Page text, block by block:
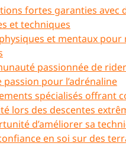
fortes garanties avec
et techniques
et mentaux pour
passionnée de
passion pour l’adrénaline
spécialisés offrant
lors des descentes
d’améliorer sa
en soi sur des